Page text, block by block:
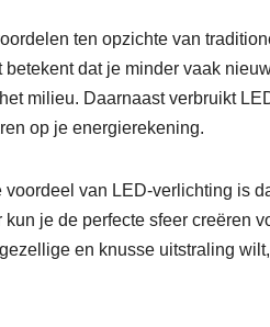
ten opzichte van
dat je minder vaak
milieu. Daarnaast verbruikt
op je energierekening.
van LED-verlichting is
je de perfecte sfeer creëren
en knusse uitstraling